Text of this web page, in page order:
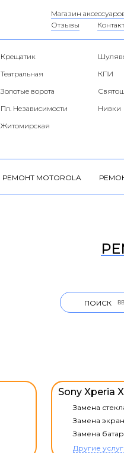
Магазин
Отзывы
Крещатик
Театральная
КПИ
Золотые ворота
Пл. Независимости
Нивки
Житомирская
РЕМОНТ MOTOROLA
ПОИСК
Sony Xperia
Замена
Замена
Замена
Другие